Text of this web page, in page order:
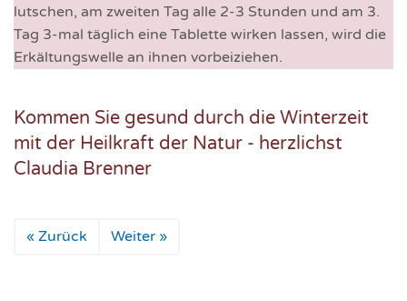
lutschen, am zweiten Tag alle 2-3 Stunden und am 3.
Tag 3-mal täglich eine Tablette wirken lassen, wird die
Erkältungswelle an ihnen vorbeiziehen.
Kommen Sie gesund durch die Winterzeit
mit der Heilkraft der Natur - herzlichst
Claudia Brenner
« Zurück Weiter »